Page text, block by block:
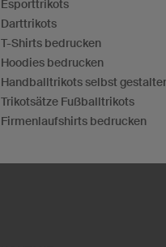
Esporttrikots
Darttrikots
T-Shirts bedrucken
Hoodies bedrucken
Handballtrikots selbst
Trikotsätze Fußballtrikots
Firmenlaufshirts bedrucken